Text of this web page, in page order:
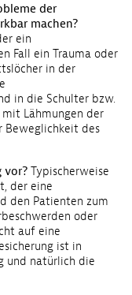
der
machen?
ein
Fall ein Trauma oder
in der
in die Schulter bzw.
Lähmungen der
Beweglichkeit des
vor? Typischerweise
der eine
den Patienten zum
oder
auf eine
ist in
und natürlich die